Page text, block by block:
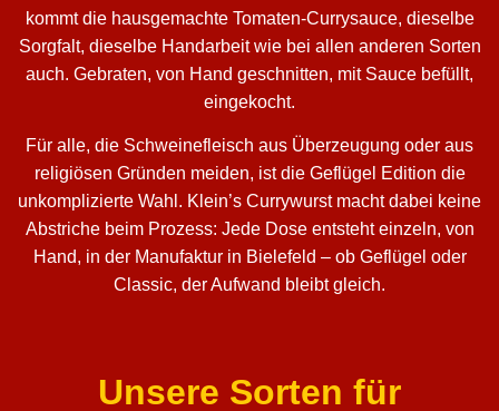
kommt die hausgemachte Tomaten-Currysauce, dieselbe
Sorgfalt, dieselbe Handarbeit wie bei allen anderen Sorten
auch. Gebraten, von Hand geschnitten, mit Sauce befüllt,
eingekocht.
Für alle, die Schweinefleisch aus Überzeugung oder aus
religiösen Gründen meiden, ist die Geflügel Edition die
unkomplizierte Wahl. Klein’s Currywurst macht dabei keine
Abstriche beim Prozess: Jede Dose entsteht einzeln, von
Hand, in der Manufaktur in Bielefeld – ob Geflügel oder
Classic, der Aufwand bleibt gleich.
Unsere Sorten für